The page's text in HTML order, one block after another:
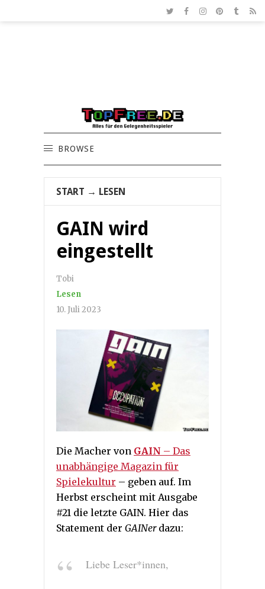
BROWSE
START → LESEN
GAIN wird
eingestellt
Tobi
Lesen
10. Juli 2023
Die Macher von GAIN – Das
unabhängige Magazin für
Spielekultur – geben auf. Im
Herbst erscheint mit Ausgabe
#21 die letzte GAIN. Hier das
Statement der GAINerdazu:
Liebe Leser*innen,